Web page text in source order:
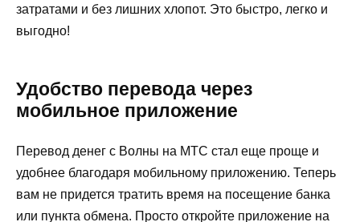
затратами и без лишних хлопот. Это быстро, легко и
выгодно!
Удобство перевода через
мобильное приложение
Перевод денег с Волны на МТС стал еще проще и
удобнее благодаря мобильному приложению. Теперь
вам не придется тратить время на посещение банка
или пункта обмена. Просто откройте приложение на